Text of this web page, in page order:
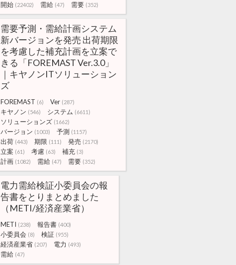
開始 (22402) 需給 (47) 需要 (352)
需要予測・需給計画システム
新バージョンを発売 出荷期限
を考慮した補充計画を立案で
きる「FOREMAST Ver.3.0」
｜キヤノンITソリューション
ズ
FOREMAST (6) Ver (287)
キヤノン (546) システム (6611)
ソリューションズ (1662)
バージョン (1003) 予測 (1157)
出荷 (443) 期限 (111) 発売 (2170)
立案 (61) 考慮 (63) 補充 (3)
計画 (1082) 需給 (47) 需要 (352)
電力需給検証小委員会の報
告書をとりまとめました
（METI/経済産業省）
METI (238) 報告書 (400)
小委員会 (8) 検証 (955)
経済産業省 (207) 電力 (493)
需給 (47)